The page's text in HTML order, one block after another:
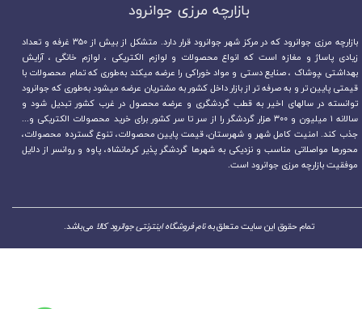
بازارچه مرزی جوانرود​​​​​​​
بازارچه مرزی جوانرود که در مرکز شهر جوانرود قرار دارد. متشکل از بیش از ۳۵۰ غرفه و تعداد
زیادی پاساژ و مغازه است که انواع محصولات و لوازم الکتریکی ، لوازم خانگی ، آرایش
بهداشتی ،پوشاک ، صنایع دستی و مواد خوراکی را عرضه میکند به‌طوری که تمام محصولات با
قیمتی پایین تر و به صرفه تر از بازار داخل کشور به مشتریان عرضه میشود به‌طوری که جوانرود
توانسته در سالهای اخیر به قطب گردشگری و عرضه محصول در غرب کشور تبدیل شود و
سالانه ۱ میلیون و ۳۰۰ هزار گردشگر را از سر تا سر کشور برای خرید محصولات الکتریکی و...
جذب کند. امنیت کامل شهر و شهرستان، قیمت پایین محصولات، تنوع گسترده محصولات،
محورها مواصلاتی مناسب و نزدیکی به شهرها گردشگر پذیر کرمانشاه، پاوه و روانسر از دلایل
موفقیت بازارچه مرزی جوانرود است.
تمام حقوق این سایت متعلق بهنام فروشگاه اینترنتی جوانرود کالا می‌باشد.